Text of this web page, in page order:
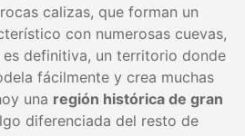
calizas, que forman un
con numerosas cuevas,
definitiva, un territorio donde
fácilmente y crea muchas
una región histórica de gran
diferenciada del resto de